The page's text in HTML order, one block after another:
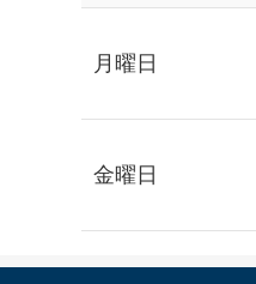
月曜日
金曜日